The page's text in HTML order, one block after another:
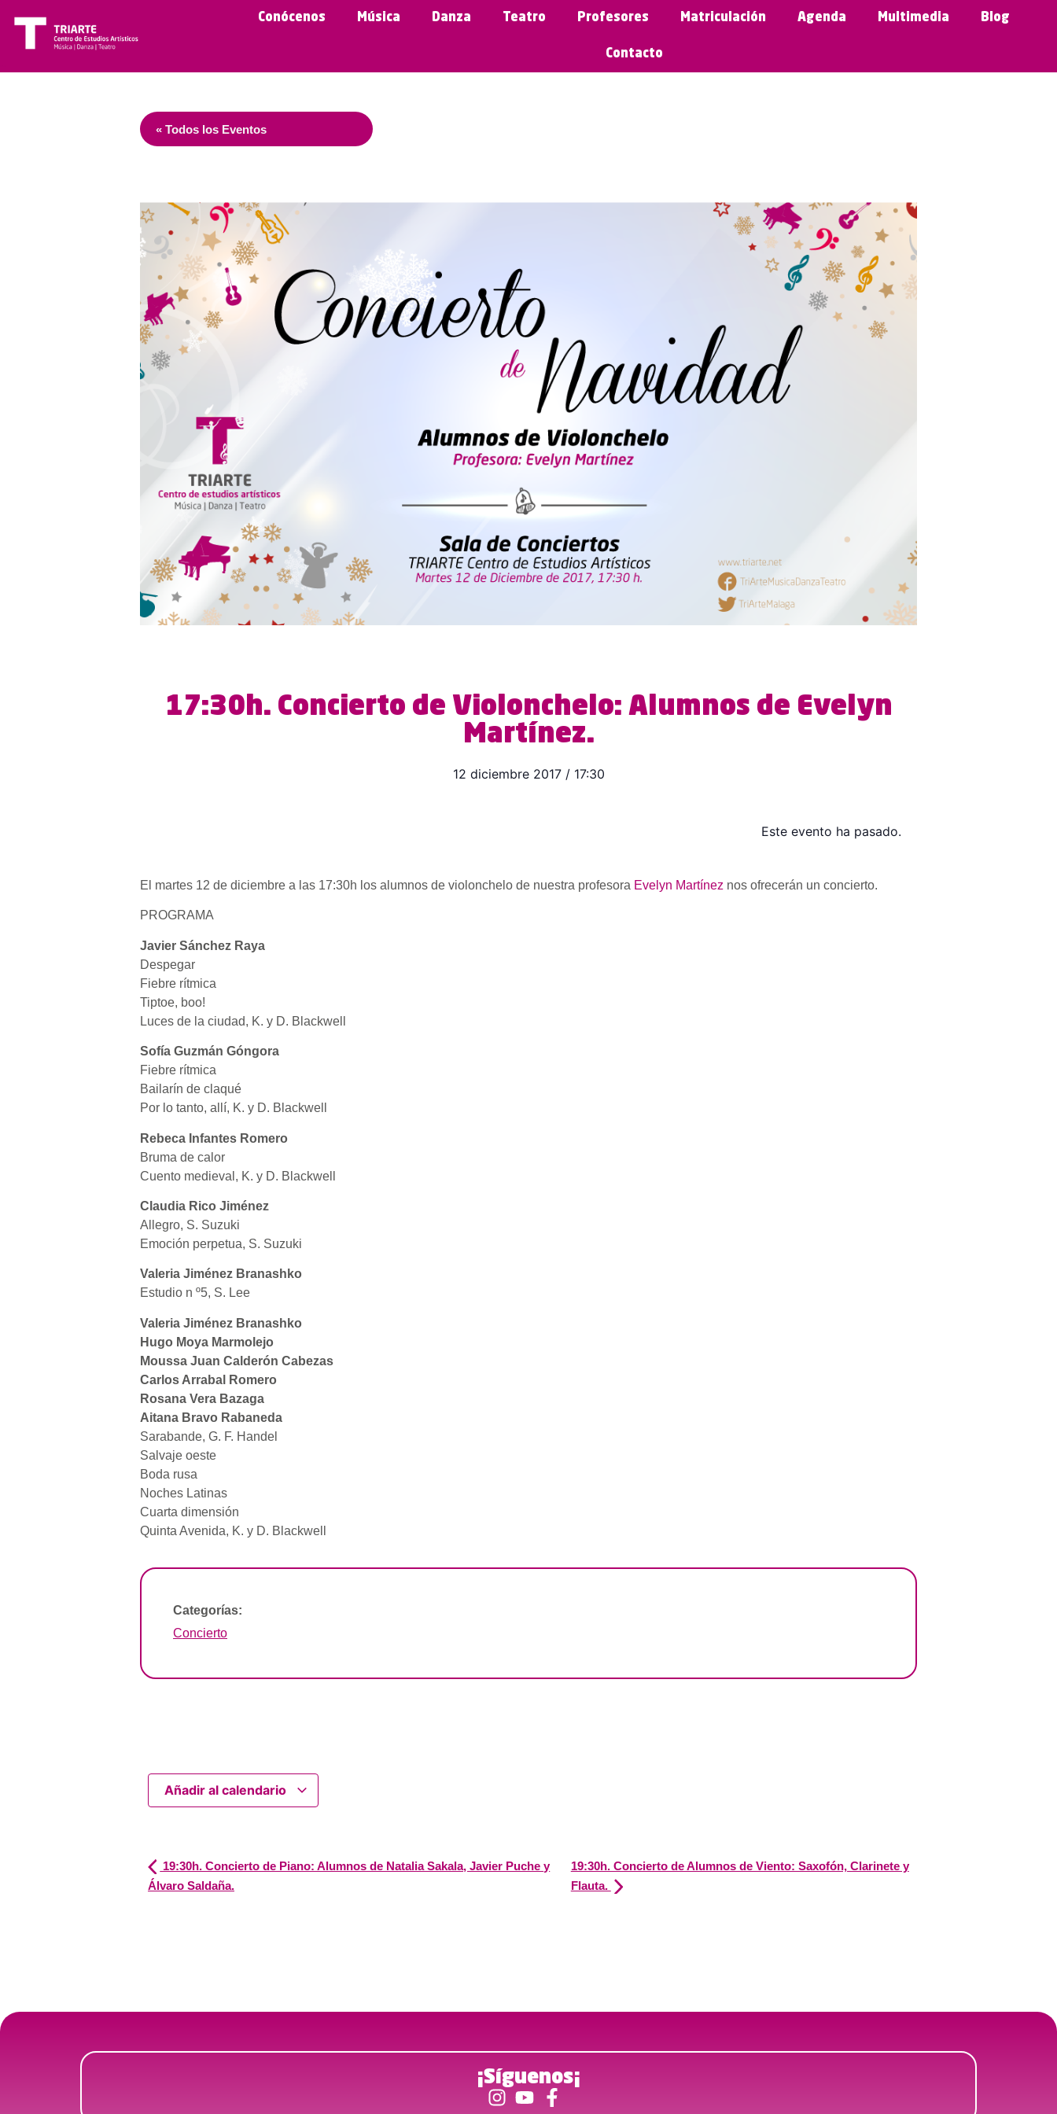
Conócenos Música Danza Teatro Profesores Matriculación Agenda Multimedia Blog
Contacto
« Todos los Eventos
17:30h. Concierto de Violonchelo: Alumnos de Evelyn
Martínez.
12 diciembre 2017 / 17:30
Este evento ha pasado.
El martes 12 de diciembre a las 17:30h los alumnos de violonchelo de nuestra profesora Evelyn Martínez nos ofrecerán un concierto.
PROGRAMA
Javier Sánchez Raya
Despegar
Fiebre rítmica
Tiptoe, boo!
Luces de la ciudad, K. y D. Blackwell
Sofía Guzmán Góngora
Fiebre rítmica
Bailarín de claqué
Por lo tanto, allí, K. y D. Blackwell
Rebeca Infantes Romero
Bruma de calor
Cuento medieval, K. y D. Blackwell
Claudia Rico Jiménez
Allegro, S. Suzuki
Emoción perpetua, S. Suzuki
Valeria Jiménez Branashko
Estudio n º5, S. Lee
Valeria Jiménez Branashko
Hugo Moya Marmolejo
Moussa Juan Calderón Cabezas
Carlos Arrabal Romero
Rosana Vera Bazaga
Aitana Bravo Rabaneda
Sarabande, G. F. Handel
Salvaje oeste
Boda rusa
Noches Latinas
Cuarta dimensión
Quinta Avenida, K. y D. Blackwell
Categorías:
Concierto
Añadir al calendario
19:30h. Concierto de Piano: Alumnos de Natalia Sakala, Javier Puche y
Álvaro Saldaña.
19:30h. Concierto de Alumnos de Viento: Saxofón, Clarinete y
Flauta.
¡Síguenos¡